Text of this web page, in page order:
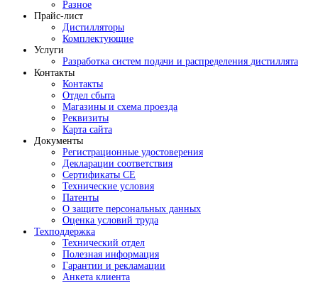
Разное
Прайс-лист
Дистилляторы
Комплектующие
Услуги
Разработка систем подачи и распределения дистиллята
Контакты
Контакты
Отдел сбыта
Магазины и схема проезда
Реквизиты
Карта сайта
Документы
Регистрационные удостоверения
Декларации соответствия
Сертификаты СЕ
Технические условия
Патенты
О защите персональных данных
Оценка условий труда
Техподдержка
Технический отдел
Полезная информация
Гарантии и рекламации
Анкета клиента